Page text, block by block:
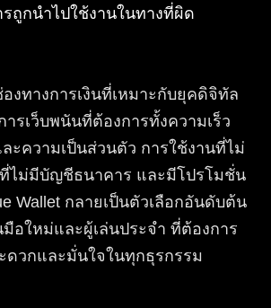
รถูกนำไปใช้งานในทางที่ผิด
งทางการเงินที่เหมาะกับยุคดิจิทัล
ารเว็บพนันที่ต้องการทั้งความเร็ว
ะความเป็นส่วนตัว การใช้งานที่ไม่
ไม่มีบัญชีธนาคาร และมีโปรโมชั่น
Wallet กลายเป็นตัวเลือกอันดับต้น
มือใหม่และผู้เล่นประจำ ที่ต้องการ
วกและมั่นใจในทุกธุรกรรม